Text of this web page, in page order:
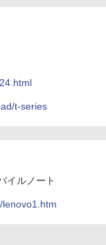
t-series
イルノート